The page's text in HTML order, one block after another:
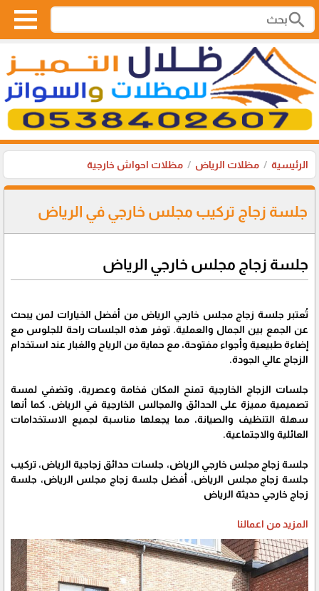
search
الرئيسية مظلات الرياض مظلات احواش خارجية
جلسة زجاج تركيب مجلس خارجي في الرياض
جلسة زجاج مجلس خارجي الرياض
تُعتبر جلسة زجاج مجلس خارجي الرياض من أفضل الخيارات لمن يبحث
عن الجمع بين الجمال والعملية. توفر هذه الجلسات راحة للجلوس مع
إضاءة طبيعية وأجواء مفتوحة، مع حماية من الرياح والغبار عند استخدام
الزجاج عالي الجودة.
جلسات الزجاج الخارجية تمنح المكان فخامة وعصرية، وتضفي لمسة
تصميمية مميزة على الحدائق والمجالس الخارجية في الرياض. كما أنها
سهلة التنظيف والصيانة، مما يجعلها مناسبة لجميع الاستخدامات
العائلية والاجتماعية.
جلسة زجاج مجلس خارجي الرياض، جلسات حدائق زجاجية الرياض، تركيب
جلسة زجاج مجلس الرياض، أفضل جلسة زجاج مجلس الرياض، جلسة
زجاج خارجي حديثة الرياض
المزيد من اعمالنا